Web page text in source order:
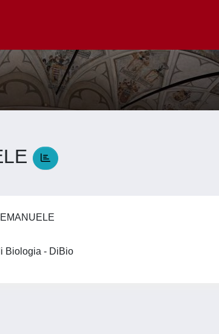
Biologia - DiBio